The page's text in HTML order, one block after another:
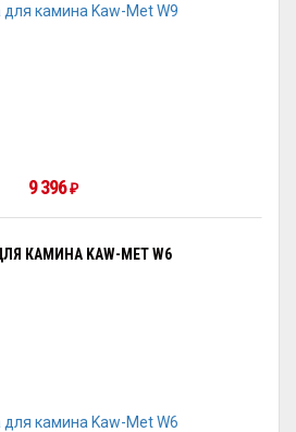
9 396 ₽
КАМИНА KAW-MET W6